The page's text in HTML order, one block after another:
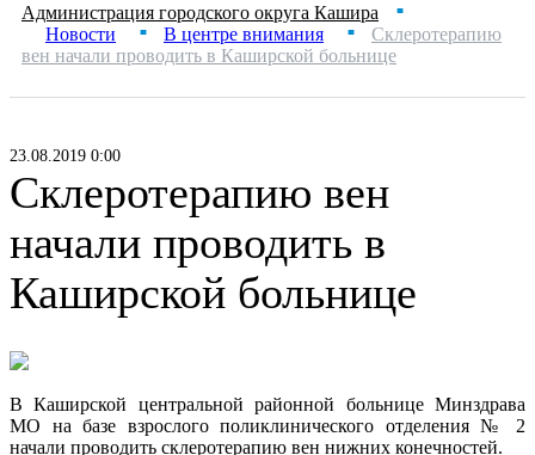
Администрация городского округа Кашира ■
Новости ■ В центре внимания ■
Склеротерапию
вен начали проводить в Каширской больнице
23.08.2019 0:00
Склеротерапию вен
начали проводить в
Каширской больнице
В Каширской центральной районной больнице Минздрава
МО на базе взрослого поликлинического отделения № 2
начали проводить склеротерапию вен нижних конечностей.